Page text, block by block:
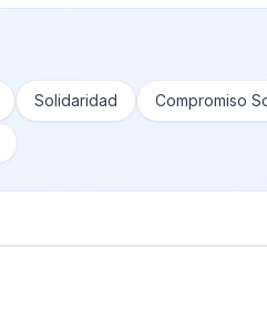
Solidaridad Compromiso